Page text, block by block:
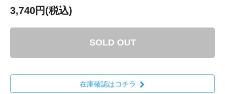
3,740円(税込)
SOLD OUT
在庫確認はコチラ